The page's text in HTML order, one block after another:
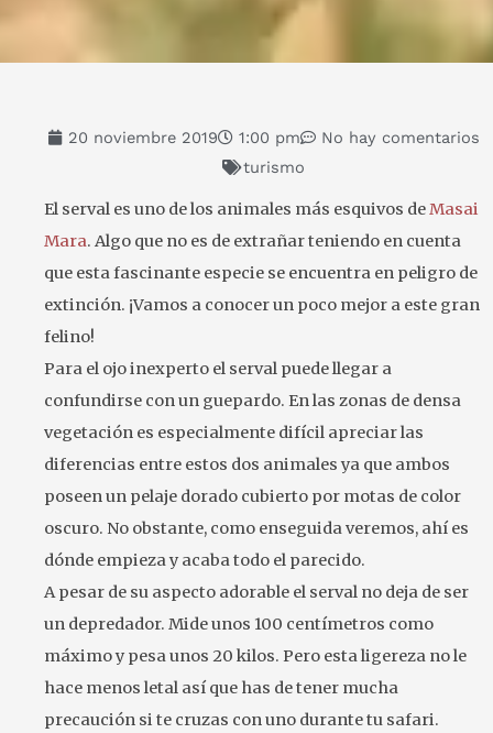
20 noviembre 2019 1:00 pm
No hay comentarios
turismo
El serval es uno de los animales más esquivos de Masai
Mara. Algo que no es de extrañar teniendo en cuenta
que esta fascinante especie se encuentra en peligro de
extinción. ¡Vamos a conocer un poco mejor a este gran
felino!
Para el ojo inexperto el serval puede llegar a
confundirse con un guepardo. En las zonas de densa
vegetación es especialmente difícil apreciar las
diferencias entre estos dos animales ya que ambos
poseen un pelaje dorado cubierto por motas de color
oscuro. No obstante, como enseguida veremos, ahí es
dónde empieza y acaba todo el parecido.
A pesar de su aspecto adorable el serval no deja de ser
un depredador. Mide unos 100 centímetros como
máximo y pesa unos 20 kilos. Pero esta ligereza no le
hace menos letal así que has de tener mucha
precaución si te cruzas con uno durante tu safari.